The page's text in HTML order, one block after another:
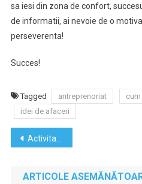
sa iesi din zona de confort,
de informatii, ai nevoie de o
perseverenta!
Succes!
Tagged antreprenoriat
idei de afaceri
Navigare
în
Activitati de iarna pentru copii, jocuri de interior
ARTICOLE